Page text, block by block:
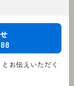
お伝えいただく